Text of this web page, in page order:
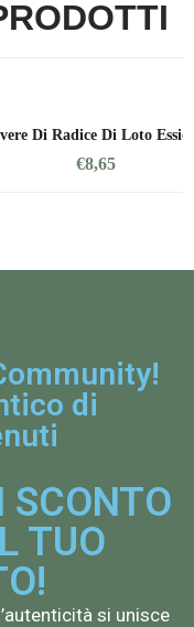
Di Radice Di Loto
€8,65
di
SCONTO
TUO
si unisce